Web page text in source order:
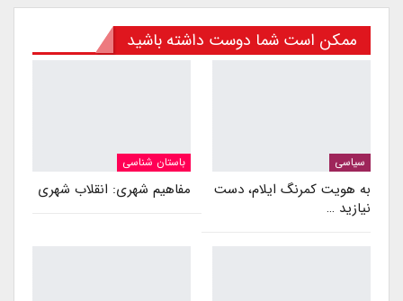
ممکن است شما دوست داشته باشید
سیاسی
به هویت کمرنگ ایلام، دست
نیازید …
باستان شناسی
مفاهیم شهری: انقلاب شهری